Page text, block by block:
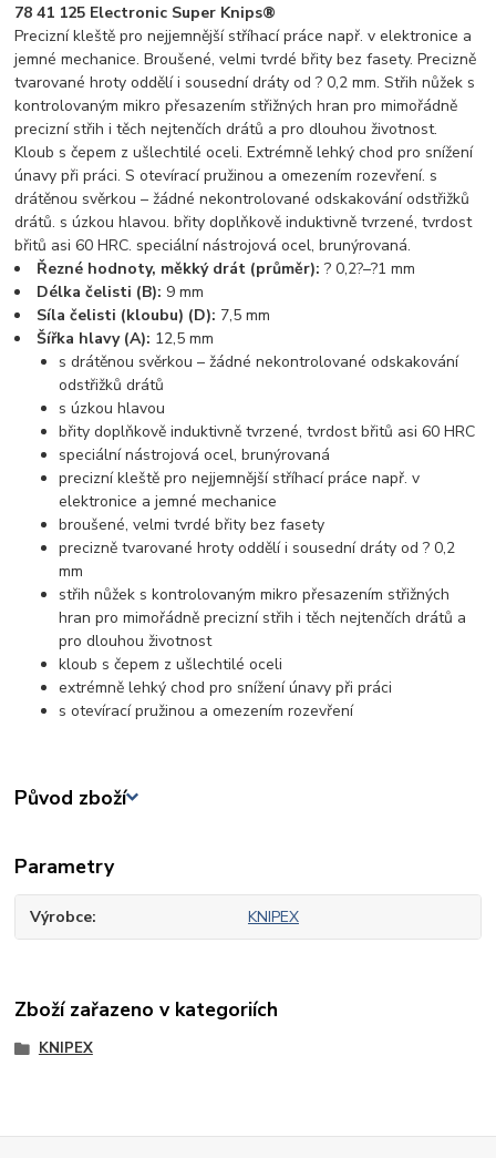
78 41 125 Electronic Super Knips®
Precizní kleště pro nejjemnější stříhací práce např. v elektronice a
jemné mechanice. Broušené, velmi tvrdé břity bez fasety. Precizně
tvarované hroty oddělí i sousední dráty od ? 0,2 mm. Střih nůžek s
kontrolovaným mikro přesazením střižných hran pro mimořádně
precizní střih i těch nejtenčích drátů a pro dlouhou životnost.
Kloub s čepem z ušlechtilé oceli. Extrémně lehký chod pro snížení
únavy při práci. S otevírací pružinou a omezením rozevření. s
drátěnou svěrkou – žádné nekontrolované odskakování odstřižků
drátů. s úzkou hlavou. břity doplňkově induktivně tvrzené, tvrdost
břitů asi 60 HRC. speciální nástrojová ocel, brunýrovaná.
Řezné hodnoty, měkký drát (průměr):? 0,2?–?1 mm
Délka čelisti (B): 9 mm
Síla čelisti (kloubu) (D): 7,5 mm
Šířka hlavy (A): 12,5 mm
s drátěnou svěrkou – žádné nekontrolované odskakování
odstřižků drátů
s úzkou hlavou
břity doplňkově induktivně tvrzené, tvrdost břitů asi 60 HRC
speciální nástrojová ocel, brunýrovaná
precizní kleště pro nejjemnější stříhací práce např. v
elektronice a jemné mechanice
broušené, velmi tvrdé břity bez fasety
precizně tvarované hroty oddělí i sousední dráty od ? 0,2
mm
střih nůžek s kontrolovaným mikro přesazením střižných
hran pro mimořádně precizní střih i těch nejtenčích drátů a
pro dlouhou životnost
kloub s čepem z ušlechtilé oceli
extrémně lehký chod pro snížení únavy při práci
s otevírací pružinou a omezením rozevření
Původ zboží
Parametry
Výrobce KNIPEX
Zboží zařazeno v kategoriích
KNIPEX